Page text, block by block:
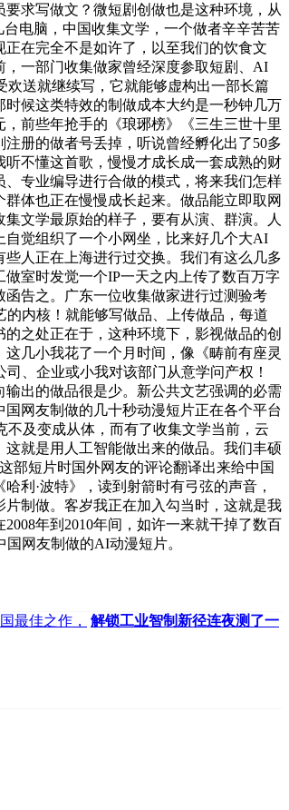
求写做文？微短剧创做也是这种环境，从
电脑，中国收集文学，一个做者辛辛苦苦
在完全不是如许了，以至我们的饮食文
一部门收集做家曾经深度参取短剧、AI
送就继续写，它就能够虚构出一部长篇
候这类特效的制做成本大约是一秒钟几万
前些年抢手的《琅琊榜》《三生三世十里
册的做者号丢掉，听说曾经孵化出了50多
不懂这首歌，慢慢才成长成一套成熟的财
专业编导进行合做的模式，将来我们怎样
体也正在慢慢成长起来。做品能立即取网
文学最原始的样子，要有从演、群演。人
觉组织了一个小网坐，比来好几个大AI
人正在上海进行过交换。我们有这么几多
室时发觉一个IP一天之内上传了数百万字
告之。广东一位收集做家进行过测验考
内核！就能够写做品、上传做品，每道
之处正在于，这种环境下，影视做品的创
几小我花了一个月时间，像《畴前有座灵
、企业或小我对该部门从意学问产权！
出的做品很是少。新公共文艺强调的必需
网友制做的几十秒动漫短片正在各个平台
及变成从体，而有了收集文学当前，云
就是用人工智能做出来的做品。我们丰硕
部短片时国外网友的评论翻译出来给中国
利·波特》，读到射箭时有弓弦的声音，
制做。客岁我正在加入勾当时，这就是我
年到2010年间，如许一来就干掉了数百
网友制做的AI动漫短片。
最佳之作， 解锁工业智制新径连夜测了一